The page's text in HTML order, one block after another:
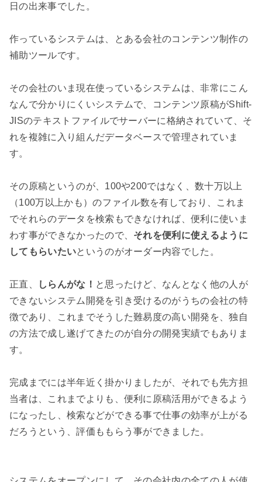
日の出来事でした。
作っているシステムは、とある会社のコンテンツ制作の
補助ツールです。
その会社のいま現在使っているシステムは、非常にこん
なんで分かりにくいシステムで、コンテンツ原稿がShift-
JISのテキストファイルでサーバーに格納されていて、そ
れを複雑に入り組んだデータベースで管理されていま
す。
その原稿というのが、100や200ではなく、数十万以上
（100万以上かも）のファイル数を有しており、これま
でそれらのデータを検索もできなければ、便利に使いま
わす事ができなかったので、 それを便利に使えるように
してもらいたいというのがオーダー内容でした。
正直、 しらんがな！ と思ったけど、なんとなく他の人が
できないシステム開発を引き受けるのがうちの会社の特
徴であり、これまでそうした難易度の高い開発を、独自
の方法で成し遂げてきたのが自分の開発実績でもありま
す。
完成までには半年近く掛かりましたが、それでも先方担
当者は、これまでよりも、便利に原稿活用ができるよう
になったし、検索などができる事で仕事の効率が上がる
だろうという、評価ももらう事ができました。